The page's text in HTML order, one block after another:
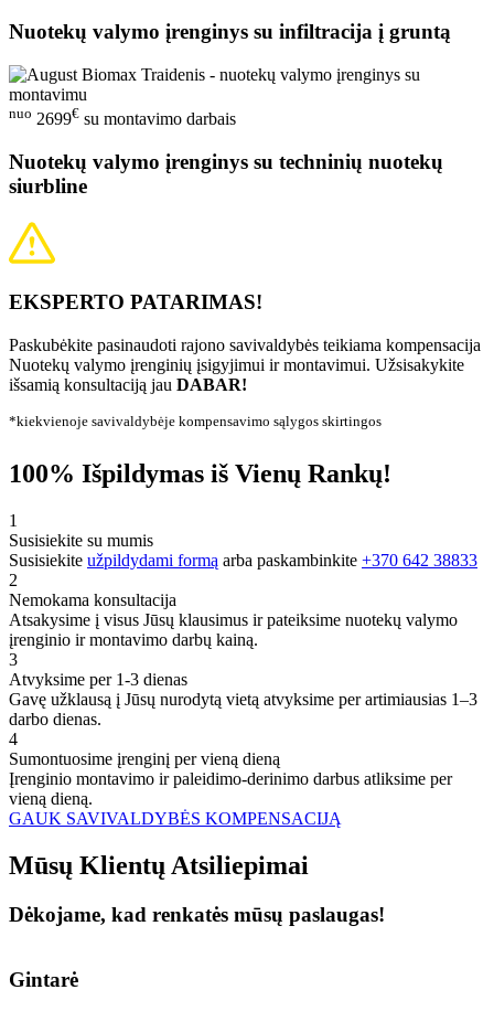
Nuotekų valymo įrenginys su infiltracija į gruntą
nuo 2699€ su montavimo darbais
Nuotekų valymo įrenginys su techninių nuotekų
siurbline
EKSPERTO PATARIMAS!
Paskubėkite pasinaudoti rajono savivaldybės teikiama kompensacija
Nuotekų valymo įrenginių įsigyjimui ir montavimui. Užsisakykite
išsamią konsultaciją jau DABAR!
*kiekvienoje savivaldybėje kompensavimo sąlygos skirtingos
100% Išpildymas iš Vienų Rankų!
1
Susisiekite su mumis
Susisiekite užpildydami formą arba paskambinkite +370 642 38833
2
Nemokama konsultacija
Atsakysime į visus Jūsų klausimus ir pateiksime nuotekų valymo
įrenginio ir montavimo darbų kainą.
3
Atvyksime per 1-3 dienas
Gavę užklausą į Jūsų nurodytą vietą atvyksime per artimiausias 1–3
darbo dienas.
4
Sumontuosime įrenginį per vieną dieną
Įrenginio montavimo ir paleidimo-derinimo darbus atliksime per
vieną dieną.
GAUK SAVIVALDYBĖS KOMPENSACIJĄ
Mūsų Klientų Atsiliepimai
Dėkojame, kad renkatės mūsų paslaugas!
Gintarė